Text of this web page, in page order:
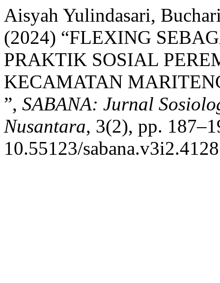
Aisyah Yulindasari,
(2024) “FLEXING
PRAKTIK SOSIAL
KECAMATAN
”, SABANA: Jurnal
Nusantara, 3(2), pp.
10.55123/